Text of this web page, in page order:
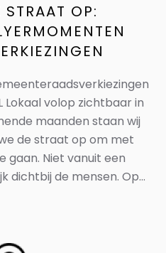
OP:
Lokaal volop zichtbaar in
maanden staan wij
de straat op om met
gaan. Niet vanuit een
dichtbij de mensen. Op...